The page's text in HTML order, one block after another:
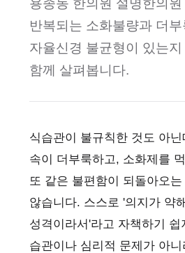
용종동 한의원 설명한의
반복되는 소화불량과 더부
자율신경 불균형이 있는
함께 살펴봅니다.
식습관이 불규칙한 것도 아
속이 더부룩하고, 소화제를
또 같은 불편함이 되돌아오는
않습니다. 스스로 '의지가 약
성격이라서'라고 자책하기
습관이나 심리적 문제가 아